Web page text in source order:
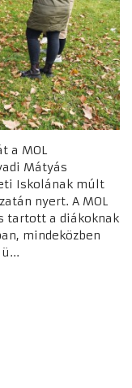
a MOL
Mátyás
Iskolának múlt
nyert. A MOL
tartott a diákoknak
mindeközben